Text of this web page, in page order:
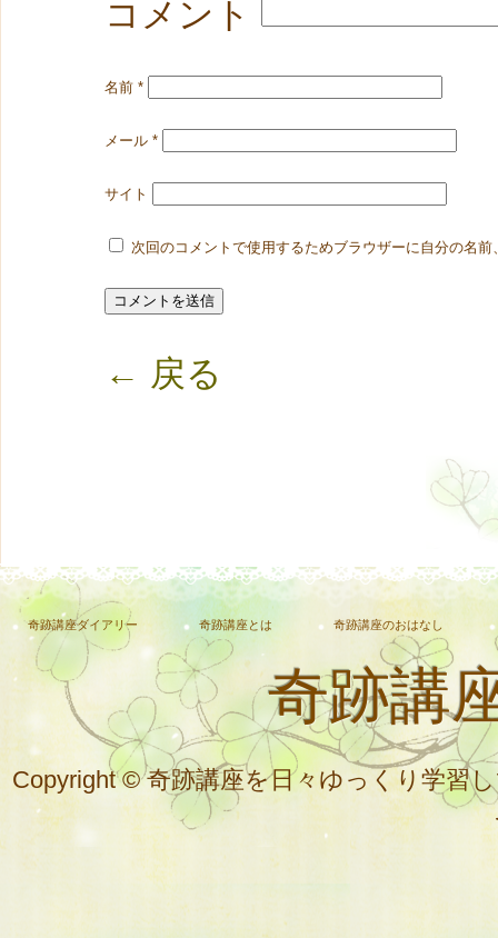
コメント
名前 *
メール *
サイト
次回のコメントで使用するためブラウザーに自分の名
← 戻る
奇跡講座ダイアリー 奇跡講座とは 奇跡講座のおはなし
奇跡講
Copyright © 奇跡講座を日々ゆっくり学習